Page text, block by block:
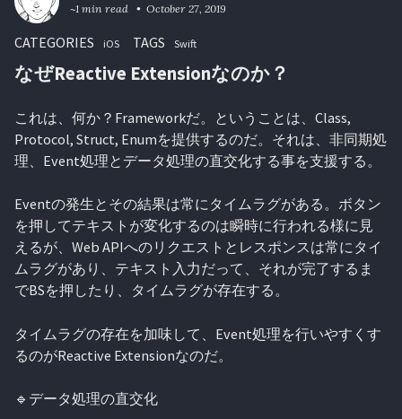
~1 min read
October 27, 2019
CATEGORIES iOS TAGS Swift
なぜReactive Extensionなのか？
これは、何か？Frameworkだ。ということは、Class,
Protocol, Struct, Enumを提供するのだ。それは、非同期処
理、Event処理とデータ処理の直交化する事を支援する。
Eventの発生とその結果は常にタイムラグがある。ボタン
を押してテキストが変化するのは瞬時に行われる様に見
えるが、Web APIへのリクエストとレスポンスは常にタイ
ムラグがあり、テキスト入力だって、それが完了するま
でBSを押したり、タイムラグが存在する。
タイムラグの存在を加味して、Event処理を行いやすくす
るのがReactive Extensionなのだ。
🔹データ処理の直交化